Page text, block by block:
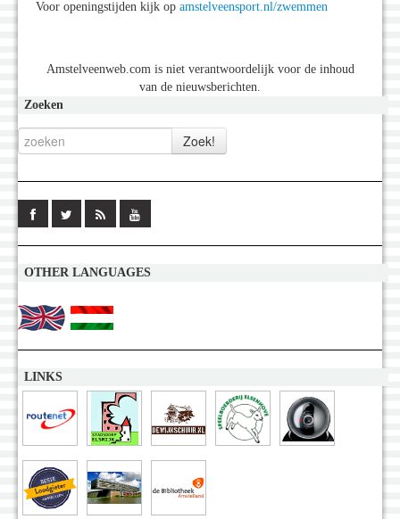
Voor openingstijden kijk op amstelveensport.nl/zwemmen
Amstelveenweb.com is niet verantwoordelijk voor de inhoud
van de nieuwsberichten.
Zoeken
OTHER LANGUAGES
LINKS